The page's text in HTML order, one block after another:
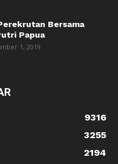
Bersama
Papua
1, 2019
9316
3255
2194